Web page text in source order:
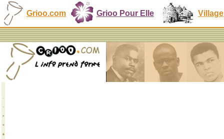
Grioo.com Grioo Pour Elle Village